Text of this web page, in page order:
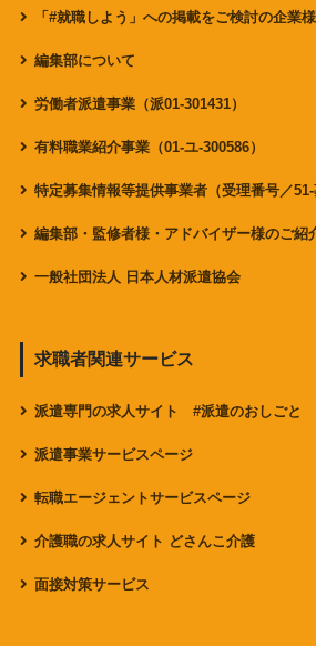
「#就職しよう」への掲載をご検討の企業様
編集部について
労働者派遣事業（派01-301431）
有料職業紹介事業（01-ユ-300586）
特定募集情報等提供事業者（受理番号／51-
編集部・監修者様・アドバイザー様のご紹
一般社団法人 日本人材派遣協会
求職者関連サービス
派遣専門の求人サイト #派遣のおしごと
派遣事業サービスページ
転職エージェントサービスページ
介護職の求人サイト どさんこ介護
面接対策サービス